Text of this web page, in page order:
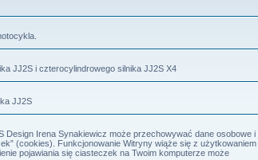
JJ2S i czterocylindrowego silnika JJ2S X4
JJ2S
Irena Synakiewicz może przechowywać dane osobowe i
(cookies). Funkcjonowanie Witryny wiąże się z użytkowaniem
pojawiania się ciasteczek na Twoim komputerze może